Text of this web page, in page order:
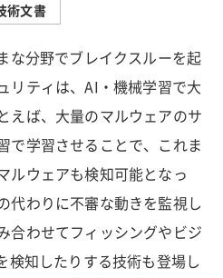
術文書
な分野でブレイクスルーを起
リティは、AI・機械学習で大
えば、大量のマルウェアのサ
で学習させることで、これま
ルウェアも検知可能となっ
代わりに不審な動きを監視し
合わせてフィッシングやビジ
検知したりする技術も登場し